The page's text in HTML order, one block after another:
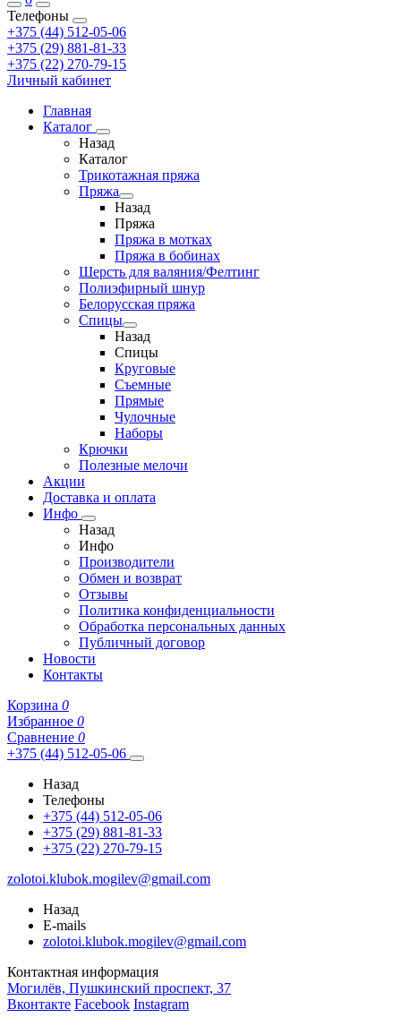
Телефоны
+375 (44) 512-05-06
+375 (29) 881-81-33
+375 (22) 270-79-15
Личный кабинет
Главная
Каталог
Назад
Каталог
Трикотажная пряжа
Пряжа
Назад
Пряжа
Пряжа в мотках
Пряжа в бобинах
Шерсть для валяния/Фелтинг
Полиэфирный шнур
Белорусская пряжа
Спицы
Назад
Спицы
Круговые
Съемные
Прямые
Чулочные
Наборы
Крючки
Полезные мелочи
Акции
Доставка и оплата
Инфо
Назад
Инфо
Производители
Обмен и возврат
Отзывы
Политика конфиденциальности
Обработка персональных данных
Публичный договор
Новости
Контакты
Корзина 0
Избранное 0
Сравнение 0
+375 (44) 512-05-06
Назад
Телефоны
+375 (44) 512-05-06
+375 (29) 881-81-33
+375 (22) 270-79-15
zolotoi.klubok.mogilev@gmail.com
Назад
E-mails
zolotoi.klubok.mogilev@gmail.com
Контактная информация
Могилёв, Пушкинский проспект, 37
Вконтакте Facebook Instagram